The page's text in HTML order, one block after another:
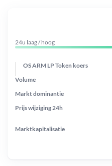
24u laag / hoog
OS ARM LP Token koers
Prijs wijziging 24h
Markt dominantie
Marktkapitalisatie
Volume